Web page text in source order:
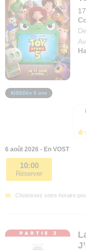
De
Dès 6 ans
6 août 2026 - En VOST
10:00
Réserver
Choisissez votre horaire